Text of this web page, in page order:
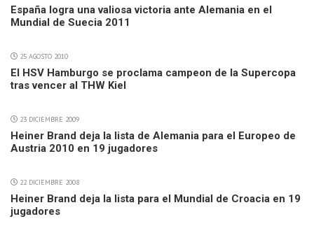
España logra una valiosa victoria ante Alemania en el
Mundial de Suecia 2011
25 AGOSTO 2010
El HSV Hamburgo se proclama campeon de la Supercopa
tras vencer al THW Kiel
23 DICIEMBRE 2009
Heiner Brand deja la lista de Alemania para el Europeo de
Austria 2010 en 19 jugadores
22 DICIEMBRE 2008
Heiner Brand deja la lista para el Mundial de Croacia en 19
jugadores